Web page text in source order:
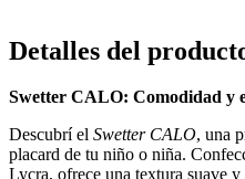
Detalles del
Swetter CALO: Comodidad y
Descubrí el Swetter CALO, una
placard de tu niño o niña.
Lycra, ofrece una textura suave